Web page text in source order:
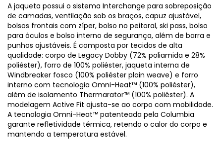
A jaqueta possui o sistema Interchange para sobreposição
de camadas, ventilação sob os braços, capuz ajustável,
bolsos frontais com zíper, bolso no peitoral, ski pass, bolso
para óculos e bolso interno de segurança, além de barra e
punhos ajustáveis. É composta por tecidos de alta
qualidade: corpo de Legacy Dobby (72% poliamida e 28%
poliéster), forro de 100% poliéster, jaqueta interna de
Windbreaker fosco (100% poliéster plain weave) e forro
interno com tecnologia Omni-Heat™ (100% poliéster),
além de isolamento Thermarator™ (100% poliéster). A
modelagem Active Fit ajusta-se ao corpo com mobilidade.
A tecnologia Omni-Heat™ patenteada pela Columbia
garante refletividade térmica, retendo o calor do corpo e
mantendo a temperatura estável.